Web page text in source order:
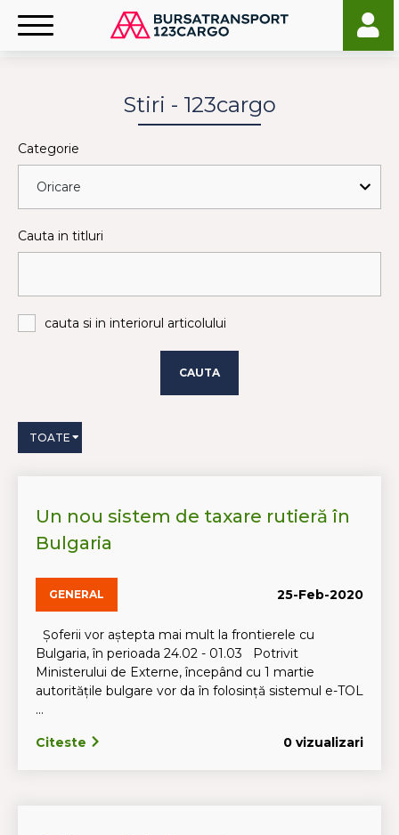
Stiri - 123cargo
Categorie
Cauta in titluri
cauta si in interiorul articolului
CAUTA
TOATE
Un nou sistem de taxare rutieră în
Bulgaria
GENERAL 25-Feb-2020
Șoferii vor aștepta mai mult la frontierele cu
Bulgaria, în perioada 24.02 - 01.03 Potrivit
Ministerului de Externe, începând cu 1 martie
autoritățile bulgare vor da în folosință sistemul e-TOL
...
Citeste 0 vizualizari